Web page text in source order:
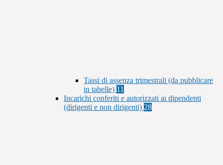
Tassi di assenza trimestrali (da pubblicare
in tabelle) 11
Incarichi conferiti e autorizzati ai dipendenti
(dirigenti e non dirigenti) 28